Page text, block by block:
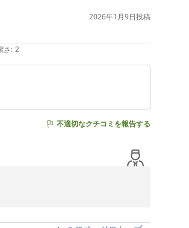
2026年1月9日投稿
さ: 2
不適切なクチコミを報告する
なかった可能性があると受け止め